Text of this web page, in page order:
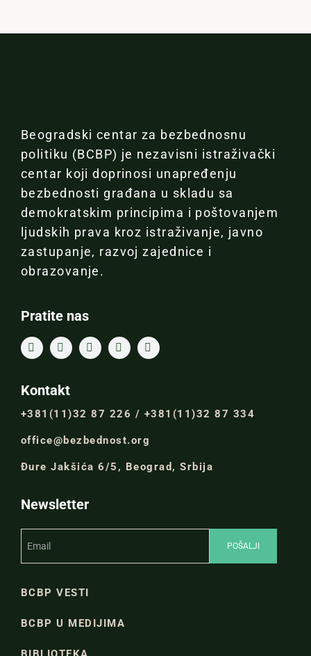
Beogradski centar za bezbednosnu
politiku (BCBP) je nezavisni istraživački
centar koji doprinosi unapređenju
bezbednosti građana u skladu sa
demokratskim principima i poštovanjem
ljudskih prava kroz istraživanje, javno
zastupanje, razvoj zajednice i
obrazovanje.
Pratite nas
Kontakt
+381(11)32 87 226 / +381(11)32 87 334
office@bezbednost.org
Đure Jakšića 6/5, Beograd, Srbija
Newsletter
BCBP VESTI
BCBP U MEDIJIMA